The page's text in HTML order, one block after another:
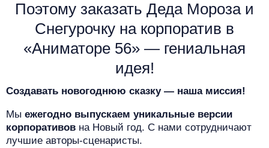
Поэтому заказать Деда Мороза и
Снегурочку на корпоратив в
«Аниматоре 56» — гениальная
идея!
Создавать новогоднюю сказку — наша миссия!
Мы ежегодно выпускаем уникальные версии
корпоративов на Новый год. С нами сотрудничают
лучшие авторы-сценаристы.